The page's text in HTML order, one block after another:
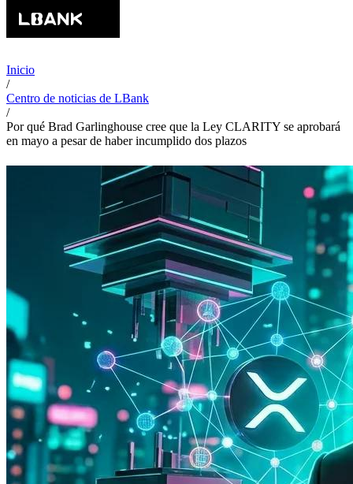
Inicio
/
Centro de noticias de LBank
/
Por qué Brad Garlinghouse cree que la Ley CLARITY se aprobará
en mayo a pesar de haber incumplido dos plazos